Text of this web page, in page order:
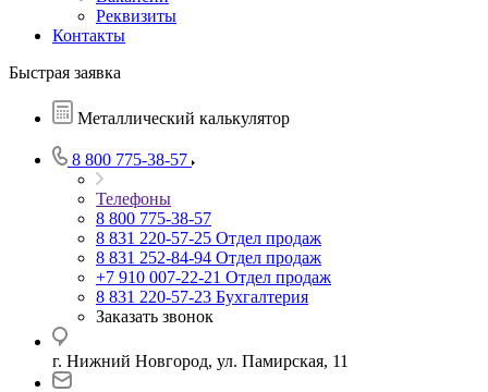
Реквизиты
Контакты
Быстрая заявка
Металлический калькулятор
8 800 775-38-57
Телефоны
8 800 775-38-57
8 831 220-57-25 Отдел продаж
8 831 252-84-94 Отдел продаж
+7 910 007-22-21 Отдел продаж
8 831 220-57-23 Бухгалтерия
Заказать звонок
г. Нижний Новгород, ул. Памирская, 11